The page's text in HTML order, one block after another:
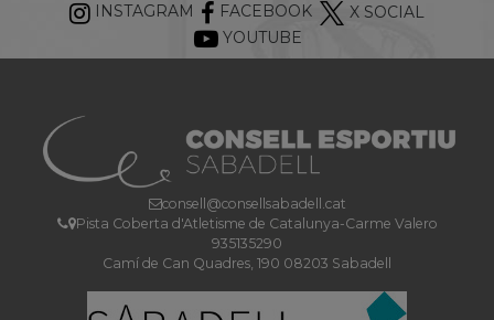
INSTAGRAM FACEBOOK
X SOCIAL
YOUTUBE
consell@consellsabadell.cat
Pista Coberta d'Atletisme de Catalunya-Carme Valero
935135290
Camí de Can Quadres, 190 08203 Sabadell